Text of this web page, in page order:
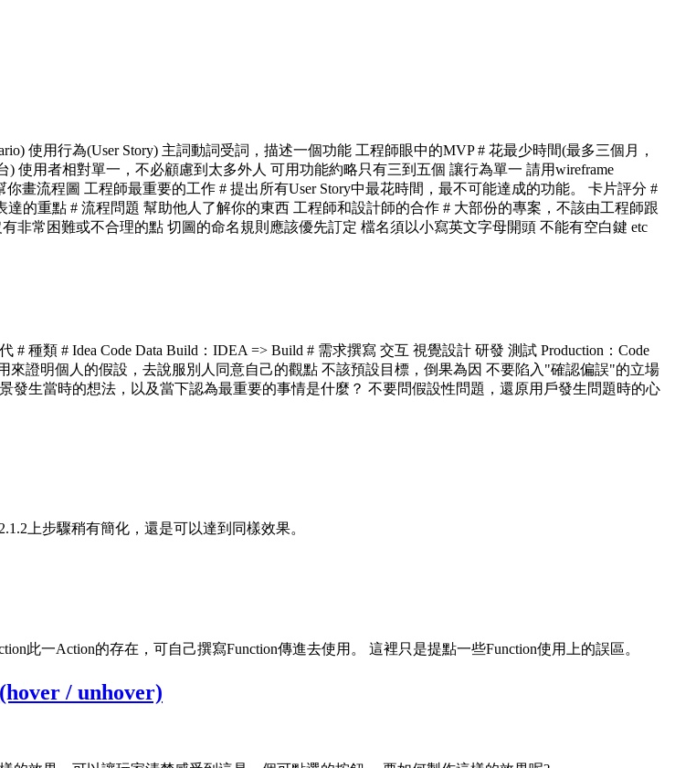
使用行為(User Story) 主詞動詞受詞，描述一個功能 工程師眼中的MVP # 花最少時間(最多三個月，
用者相對單一，不必顧慮到太多外人 可用功能約略只有三到五個 讓行為單一 請用wireframe
畫流程圖 工程師最重要的工作 # 提出所有User Story中最花時間，最不可能達成的功能。 卡片評分 #
的重點 # 流程問題 幫助他人了解你的東西 工程師和設計師的合作 # 大部份的專案，不該由工程師跟
常困難或不合理的點 切圖的命名規則應該優先訂定 檔名須以小寫英文字母開頭 不能有空白鍵 etc
種類 # Idea Code Data Build：IDEA => Build # 需求撰寫 交互 視覺設計 研發 測試 Production：Code
來證明個人的假設，去說服別人同意自己的觀點 不該預設目標，倒果為因 不要陷入"確認偏誤"的立場
生當時的想法，以及當下認為最重要的事情是什麼？ 不要問假設性問題，還原用戶發生問題時的心
上步驟稍有簡化，還是可以達到同樣效果。
此一Action的存在，可自己撰寫Function傳進去使用。 這裡只是提點一些Function使用上的誤區。
/ unhover)